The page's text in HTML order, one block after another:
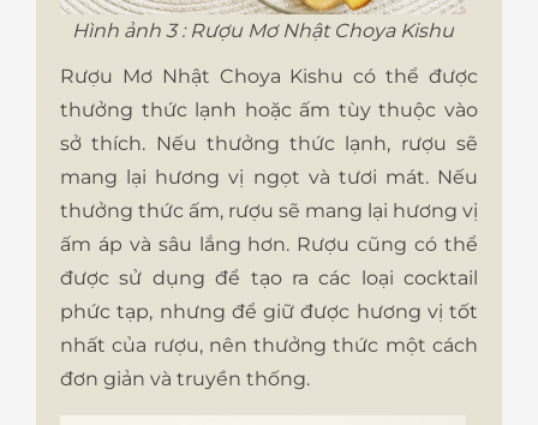
Hình ảnh 3 : Rượu Mơ Nhật Choya Kishu
Rượu Mơ Nhật Choya Kishu có thể được
thưởng thức lạnh hoặc ấm tùy thuộc vào
sở thích. Nếu thưởng thức lạnh, rượu sẽ
mang lại hương vị ngọt và tươi mát. Nếu
thưởng thức ấm, rượu sẽ mang lại hương vị
ấm áp và sâu lắng hơn. Rượu cũng có thể
được sử dụng để tạo ra các loại cocktail
phức tạp, nhưng để giữ được hương vị tốt
nhất của rượu, nên thưởng thức một cách
đơn giản và truyền thống.